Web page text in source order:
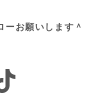
ーお願いします＾